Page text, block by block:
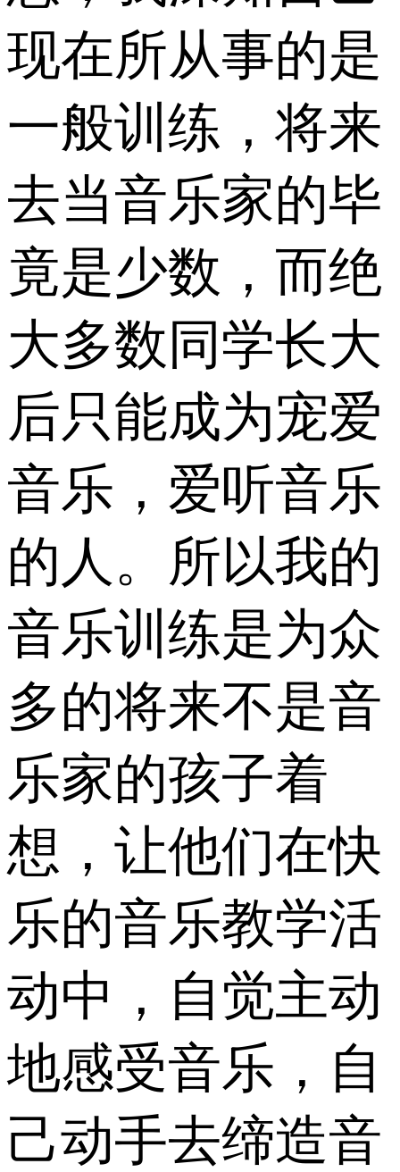
现在所从事的是
一般训练，将来
去当音乐家的毕
竟是少数，而绝
大多数同学长大
后只能成为宠爱
音乐，爱听音乐
的人。所以我的
音乐训练是为众
多的将来不是音
乐家的孩子着
想，让他们在快
乐的音乐教学活
动中，自觉主动
地感受音乐，自
己动手去缔造音